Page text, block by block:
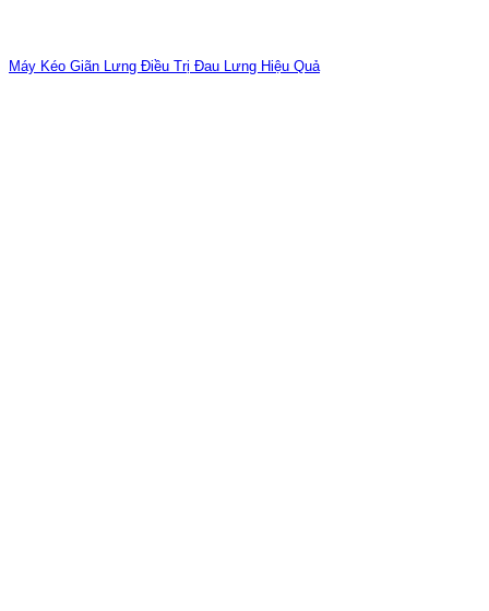
Máy Kéo Giãn Lưng Điều Trị Đau Lưng Hiệu Quả